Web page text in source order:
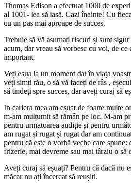
Thomas Edison a efectuat 1000 de
al 1001- lea să iasă. Cazi înainte! Cu
cu un pas mai aproape de succes.
Trebuie să vă asumați riscuri și sunt
acum, dar vreau să vorbesc cu voi, de ce
important.
Veți eșua la un moment dat în viața
veți simți rău, o să vă faceți de râs ,
să tindeți spre succes, dar aveți curaj să
In cariera mea am eșuat de foarte multe
m-am mulțumit să rămân pe loc. M-am
pentru urmatoarea audiție și pentru
am rugat și rugat și rugat dar am
pentru că este o vorbă veche care spune:
frizerie, mai devreme sau mai târziu o să
Aveți curaj să eșuați? Pentru că dacă nu
măcar nu ați încercat să reușiți.